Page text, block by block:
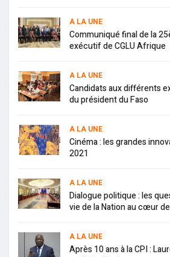
A LA UNE
Communiqué final de la
exécutif de CGLU Afrique
A LA UNE
Candidats aux différents
du président du Faso
A LA UNE
Cinéma : les grandes
2021
A LA UNE
Dialogue politique : les
vie de la Nation au cœur
A LA UNE
Après 10 ans à la CPI :